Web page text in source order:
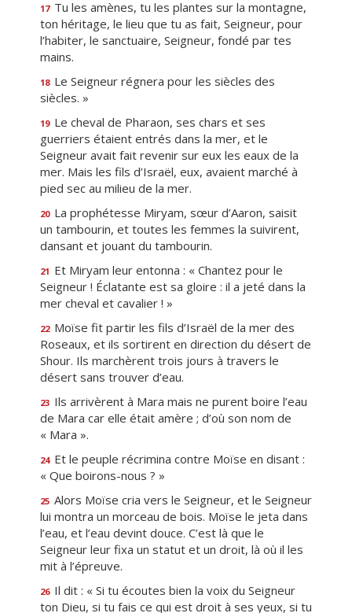
17 Tu les amènes, tu les plantes sur la montagne,
ton héritage, le lieu que tu as fait, Seigneur, pour
l’habiter, le sanctuaire, Seigneur, fondé par tes
mains.
18 Le Seigneur régnera pour les siècles des
siècles. »
19 Le cheval de Pharaon, ses chars et ses
guerriers étaient entrés dans la mer, et le
Seigneur avait fait revenir sur eux les eaux de la
mer. Mais les fils d’Israël, eux, avaient marché à
pied sec au milieu de la mer.
20 La prophétesse Miryam, sœur d’Aaron, saisit
un tambourin, et toutes les femmes la suivirent,
dansant et jouant du tambourin.
21 Et Miryam leur entonna : « Chantez pour le
Seigneur ! Éclatante est sa gloire : il a jeté dans la
mer cheval et cavalier ! »
22 Moïse fit partir les fils d’Israël de la mer des
Roseaux, et ils sortirent en direction du désert de
Shour. Ils marchèrent trois jours à travers le
désert sans trouver d’eau.
23 Ils arrivèrent à Mara mais ne purent boire l’eau
de Mara car elle était amère ; d’où son nom de
« Mara ».
24 Et le peuple récrimina contre Moïse en disant :
« Que boirons-nous ? »
25 Alors Moïse cria vers le Seigneur, et le Seigneur
lui montra un morceau de bois. Moïse le jeta dans
l’eau, et l’eau devint douce. C’est là que le
Seigneur leur fixa un statut et un droit, là où il les
mit à l’épreuve.
26 Il dit : « Si tu écoutes bien la voix du Seigneur
ton Dieu, si tu fais ce qui est droit à ses yeux, si tu